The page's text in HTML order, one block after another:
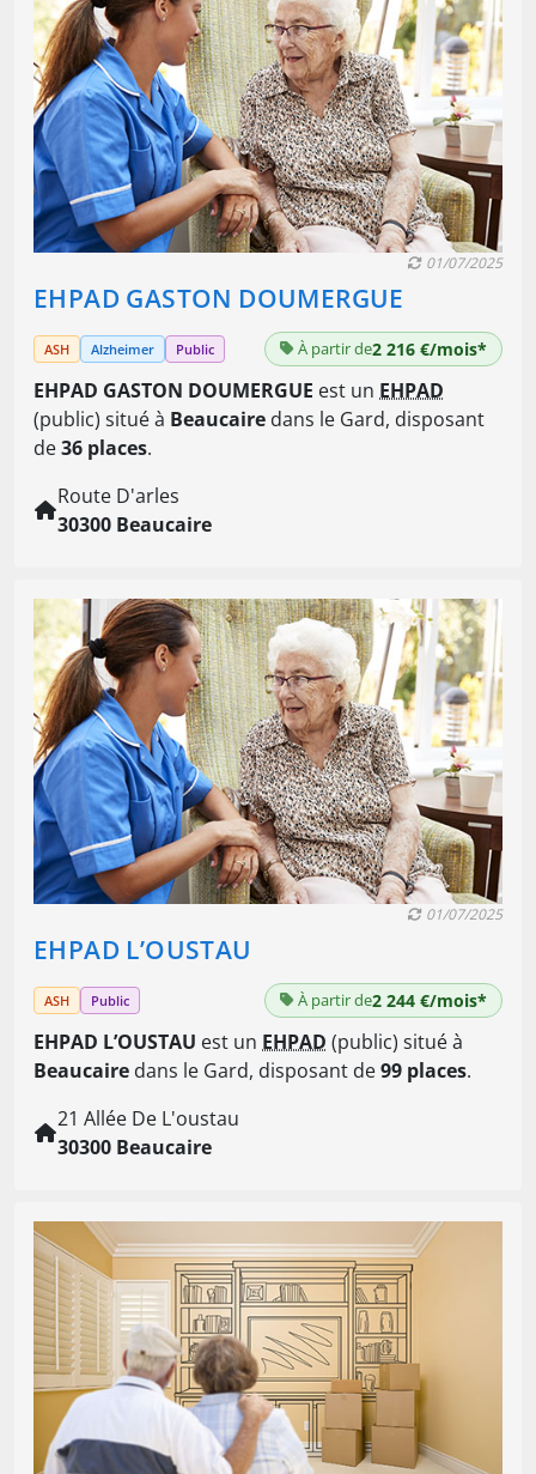
EHPAD GASTON DOUMERGUE
01/07/2025
ASH Alzheimer Public À partir de2 216 €/mois*
EHPAD GASTON DOUMERGUE est un EHPAD
(public) situé à Beaucaire dans le Gard, disposant
de36 places.
Route D'arles
30300 Beaucaire
EHPAD L’OUSTAU
01/07/2025
ASH Public À partir de2 244 €/mois*
EHPAD L’OUSTAU est un EHPAD (public) situé à
Beaucaire dans le Gard, disposant de99 places.
21 Allée De L'oustau
30300 Beaucaire